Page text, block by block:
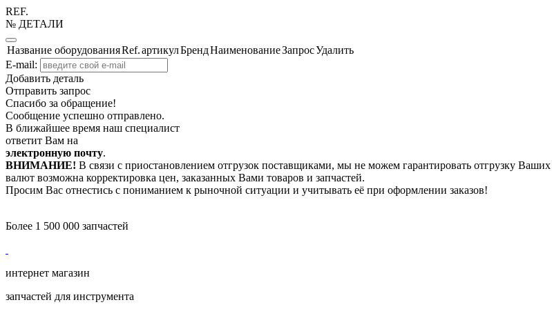
REF.
№ ДЕТАЛИ
Название оборудованияRef.артикулБрендНаименованиеЗапросУдалить
E-mail:
Добавить деталь
Отправить запрос
Спасибо за обращение!
Сообщение успешно отправлено.
В ближайшее время наш специалист
ответит Вам на
электронную почту.
ВНИМАНИЕ! В связи с приостановлением отгрузок поставщиками, мы не можем гарантировать отгрузку
валют возможна корректировка цен, заказанных Вами товаров и запчастей.
Просим Вас отнестись с пониманием к рыночной ситуации и учитывать её при оформлении заказов!
Более 1 500 000 запчастей
интернет магазин
запчастей для инструмента